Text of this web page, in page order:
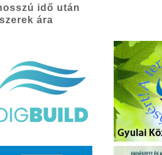
idő után
ára